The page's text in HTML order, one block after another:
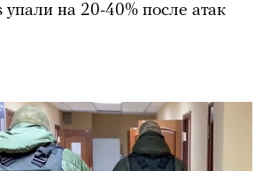
на 20-40% после атак